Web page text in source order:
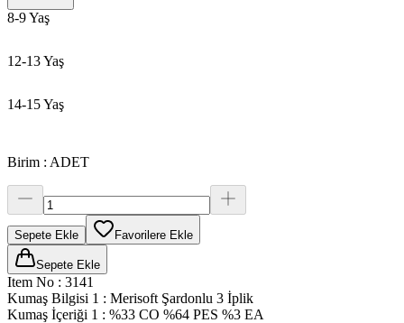
8-9 Yaş
12-13 Yaş
14-15 Yaş
Birim : ADET
Sepete Ekle Favorilere Ekle
Sepete Ekle
Item No : 3141
Kumaş Bilgisi 1 : Merisoft Şardonlu 3 İplik
Kumaş İçeriği 1 : %33 CO %64 PES %3 EA